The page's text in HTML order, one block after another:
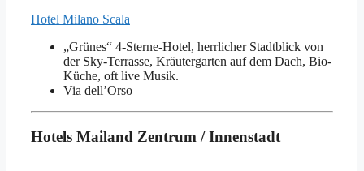
Hotel Milano Scala
„Grünes“ 4-Sterne-Hotel, herrlicher Stadtblick von
der Sky-Terrasse, Kräutergarten auf dem Dach, Bio-
Küche, oft live Musik.
Via dell’Orso
Hotels Mailand Zentrum / Innenstadt